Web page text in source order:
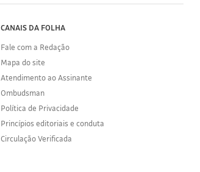
CANAIS DA FOLHA
Fale com a Redação
Mapa do site
Atendimento ao Assinante
Ombudsman
Política de Privacidade
Princípios editoriais e conduta
Circulação Verificada